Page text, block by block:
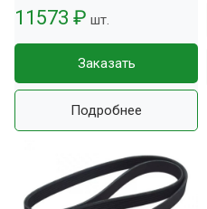
11573 ₽ шт.
Заказать
Подробнее